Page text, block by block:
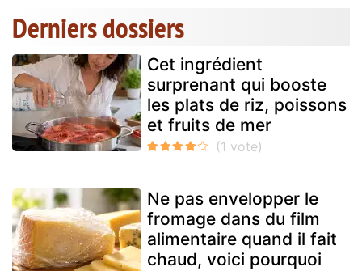
Derniers dossiers
Cet ingrédient
surprenant qui booste
les plats de riz, poissons
et fruits de mer
Ne pas envelopper le
fromage dans du film
alimentaire quand il fait
chaud, voici pourquoi